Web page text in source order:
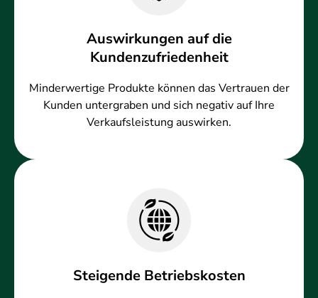
Auswirkungen auf die
Kundenzufriedenheit
Minderwertige Produkte können das Vertrauen der
Kunden untergraben und sich negativ auf Ihre
Verkaufsleistung auswirken.
Steigende Betriebskosten